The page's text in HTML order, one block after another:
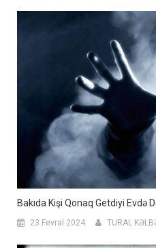
Bakıda Kişi Qonaq Getdiyi Evdə
23 Fevral 2024 TURAL